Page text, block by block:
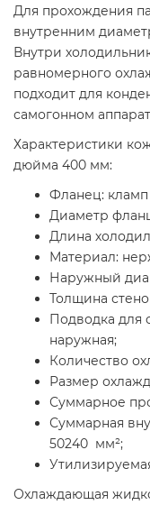
Для прохождения
внутренним
Внутри
равномерного
подходит для
самогонном
Характеристики
дюйма 400 мм:
Фланец: кламп
Диаметр
Длина
Материал:
Наружный
Толщина
Подводка для
наружная;
Количество
Размер
Суммарное
Суммарная
50240 мм²;
Охлаждающая